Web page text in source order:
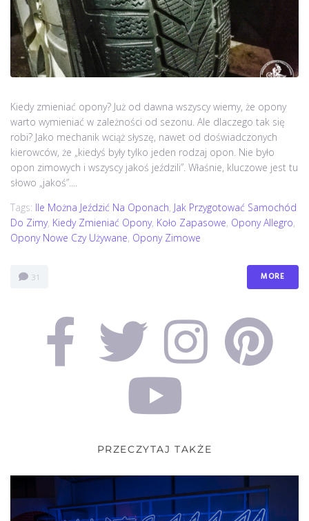
Kiedy zmieniać opony? Już od dawna wszyscy wiemy, że opony
warto wymieniać w zależności od sezonu. Ale dlaczego tak się
robi? Jako mechanik wciąż słyszę, nawet od doświadczonych
kierowców, że „kiedyś były tylko jeden rodzaj opon. Nie było
opon zimowych i wszyscy jakoś jeździli”. Właśnie, kluczowe jest tu
słowo „jakoś”....
Tags: Ile Można Jeździć Na Oponach, Jak Przygotować Samochód
Do Zimy, Kiedy Zmieniać Opony, Koło Zapasowe, Opony Allegro,
Opony Nowe Czy Używane, Opony Zimowe
31 MORE
PRZECZYTAJ TAKŻE